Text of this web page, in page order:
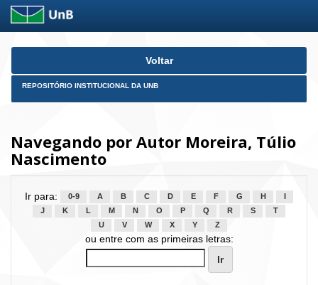
Skip
Voltar
REPOSITÓRIO INSTITUCIONAL DA UNB
Navegando por Autor Moreira, Túlio
Nascimento
Ir para: 0-9 A B C D E F G H
J
K L M N O P Q R S
T
U
V W X Y Z
ou entre com as primeiras letras: